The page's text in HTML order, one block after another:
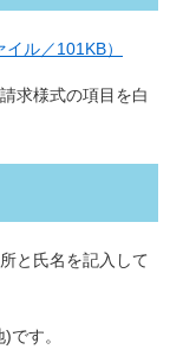
ル／101KB）
求様式の項目を白
と氏名を記入して
す。